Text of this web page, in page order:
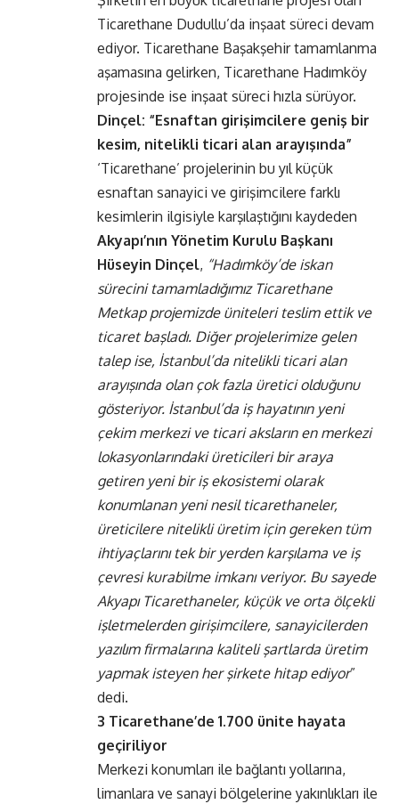
Ticarethane Dudullu’da inşaat süreci devam
ediyor. Ticarethane Başakşehir tamamlanma
aşamasına gelirken, Ticarethane Hadımköy
projesinde ise inşaat süreci hızla sürüyor.
Dinçel: “Esnaftan girişimcilere geniş bir
kesim, nitelikli ticari alan arayışında”
‘Ticarethane’ projelerinin bu yıl küçük
esnaftan sanayici ve girişimcilere farklı
kesimlerin ilgisiyle karşılaştığını kaydeden
Akyapı’nın Yönetim Kurulu Başkanı
Hüseyin Dinçel, “Hadımköy’de iskan
sürecini tamamladığımız Ticarethane
Metkap projemizde üniteleri teslim ettik ve
ticaret başladı. Diğer projelerimize gelen
talep ise, İstanbul’da nitelikli ticari alan
arayışında olan çok fazla üretici olduğunu
gösteriyor. İstanbul’da iş hayatının yeni
çekim merkezi ve ticari aksların en merkezi
lokasyonlarındaki üreticileri bir araya
getiren yeni bir iş ekosistemi olarak
konumlanan yeni nesil ticarethaneler,
üreticilere nitelikli üretim için gereken tüm
ihtiyaçlarını tek bir yerden karşılama ve iş
çevresi kurabilme imkanı veriyor. Bu sayede
Akyapı Ticarethaneler, küçük ve orta ölçekli
işletmelerden girişimcilere, sanayicilerden
yazılım firmalarına kaliteli şartlarda üretim
yapmak isteyen her şirkete hitap ediyor”
dedi.
3 Ticarethane’de 1.700 ünite hayata
geçiriliyor
Merkezi konumları ile bağlantı yollarına,
limanlara ve sanayi bölgelerine yakınlıkları ile